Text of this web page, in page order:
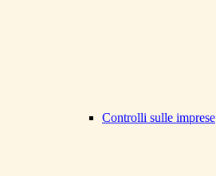
Controlli sulle imprese